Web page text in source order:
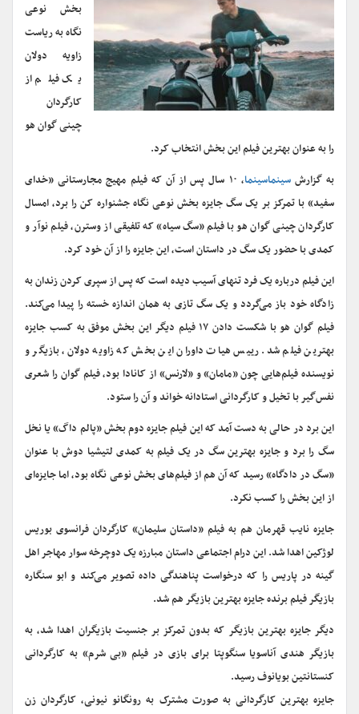
بخش نوعی
نگاه به ریاست
زاویه دولان
یک فیلم از
کارگردان
چینی گوان هو
را به عنوان بهترین فیلم این بخش انتخاب کرد.
به گزارشسینماسینما
، ۱۰ سال پس از آن که فیلم مهیج مجارستانی «خدای
سفید» با تمرکز بر یک سگ جایزه بخش نوعی نگاه جشنواره کن را برد، امسال
کارگردان چینی گوان هو با فیلم «سگ سیاه» که تلفیقی از وسترن، فیلم نوآر و
کمدی با حضور یک سگ در داستان است، این جایزه را از آن خود کرد.
این فیلم درباره یک فرد تنهای آسیب دیده است که پس از سپری کردن زندان به
زادگاه خود باز می‌گردد و یک سگ تازی به همان اندازه خسته را پیدا می‌کند.
فیلم گوان هو با شکست دادن ۱۷ فیلم دیگر این بخش موفق به کسب جایزه
بهترین فیلم شد. رییس هیات داوران این بخش که زاویه دولان، بازیگر و
نویسنده فیلم‌هایی چون «مامان» و «لارنس» از کانادا بود، فیلم گوان را شعری
نفس‌گیر با تخیل و کارگردانی استادانه خواند و آن را ستود.
این برد در حالی به دست آمد که این فیلم جایزه دوم بخش «پالم داگ» یا نخل
سگ را برد و جایزه بهترین سگ در یک فیلم به کمدی لتیشیا دوش با عنوان
«سگ در دادگاه» رسید که آن هم از فیلم‌های بخش نوعی نگاه بود، اما جایزه‌ای
از این بخش را کسب نکرد.
جایزه نایب قهرمان هم به فیلم «داستان سلیمان» کارگردان فرانسوی بوریس
لوژکین اهدا شد. این درام اجتماعی داستان مبارزه یک دوچرخه سوار مهاجر اهل
گینه در پاریس را که درخواست پناهندگی داده تصویر می‌کند و ابو سنگاره
بازیگر فیلم برنده جایزه بهترین بازیگر هم شد.
دیگر جایزه بهترین بازیگر که بدون تمرکز بر جنسیت بازیگران اهدا شد، به
بازیگر هندی آناسویا سنگوپتا برای بازی در فیلم «بی شرم» به کارگردانی
کنستانتین بویانوف رسید.
جایزه بهترین کارگردانی به صورت مشترک به رونگانو نیونی، کارگردان زن